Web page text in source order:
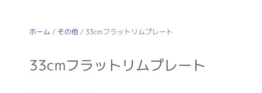
ホーム / その他/ 33cmフラットリムプレート
33cmフラットリムプレート